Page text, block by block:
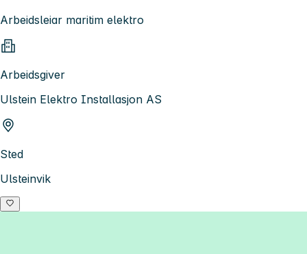
Arbeidsleiar maritim elektro
Arbeidsgiver
Ulstein Elektro Installasjon AS
Sted
Ulsteinvik